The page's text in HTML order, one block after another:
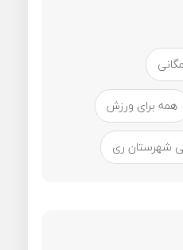
همه برای ورزش
شهرستان ری